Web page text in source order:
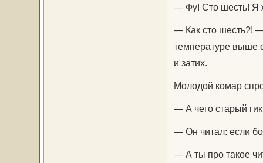
— Фу! Сто шесть! Я
— Как сто шесть?!
температуре выше
и затих.
Молодой комар
— А чего старый
— Он читал: если
— А ты про такое